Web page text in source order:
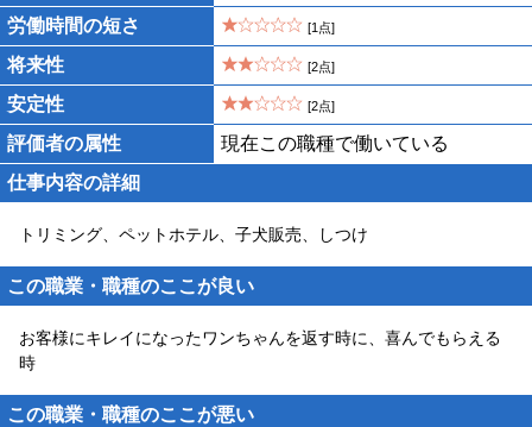
労働時間の短さ [1点]
将来性 [2点]
安定性 [2点]
評価者の属性
現在この職種で働いている
仕事内容の詳細
トリミング、ペットホテル、子犬販売、しつけ
この職業・職種のここが良い
お客様にキレイになったワンちゃんを返す時に、喜んでもらえる
時
この職業・職種のここが悪い